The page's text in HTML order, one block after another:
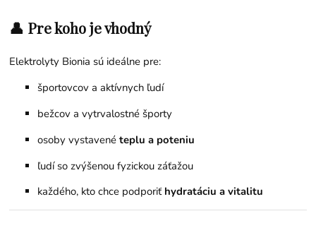
👤 Pre koho je vhodný
Elektrolyty Bionia sú ideálne pre:
športovcov a aktívnych ľudí
bežcov a vytrvalostné športy
osoby vystavenéteplu a poteniu
ľudí so zvýšenou fyzickou záťažou
každého, kto chce podporiť hydratáciu a vitalitu